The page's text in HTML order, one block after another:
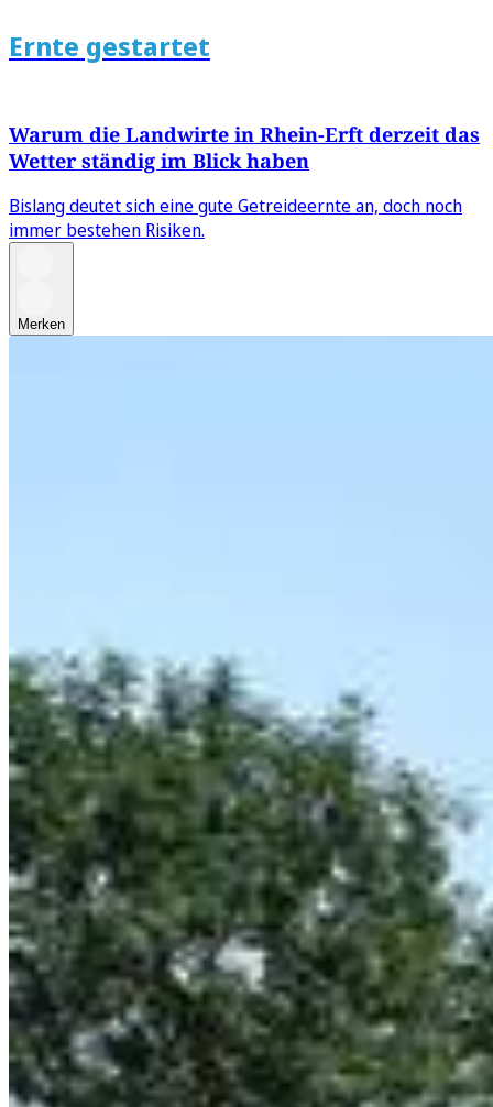
Ernte gestartet
Warum die Landwirte in Rhein-Erft derzeit das
Wetter ständig im Blick haben
Bislang deutet sich eine gute Getreideernte an, doch noch
immer bestehen Risiken.
Merken